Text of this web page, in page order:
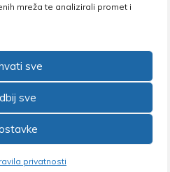
mreža te analizirali promet i
sve
sve
privatnosti
i visokog obrazovanja